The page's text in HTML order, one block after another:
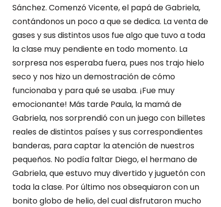
Sánchez. Comenzó Vicente, el papá de Gabriela,
contándonos un poco a que se dedica. La venta de
gases y sus distintos usos fue algo que tuvo a toda
la clase muy pendiente en todo momento. La
sorpresa nos esperaba fuera, pues nos trajo hielo
seco y nos hizo un demostración de cómo
funcionaba y para qué se usaba. ¡Fue muy
emocionante! Más tarde Paula, la mamá de
Gabriela, nos sorprendió con un juego con billetes
reales de distintos países y sus correspondientes
banderas, para captar la atención de nuestros
pequeños. No podía faltar Diego, el hermano de
Gabriela, que estuvo muy divertido y juguetón con
toda la clase. Por último nos obsequiaron con un
bonito globo de helio, del cual disfrutaron mucho